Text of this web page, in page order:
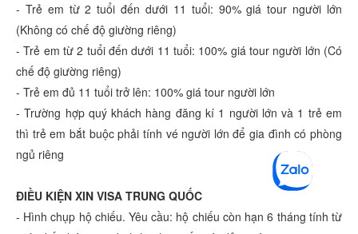
- Trẻ em từ 2 tuổi đến dưới 11 tuổi: 90% giá tour người lớn
(Không có chế độ giường riêng)
- Trẻ em từ 2 tuổi đến dưới 11 tuổi: 100% giá tour người lớn (Có
chế độ giường riêng)
- Trẻ em đủ 11 tuổi trở lên: 100% giá tour người lớn
- Trường hợp quý khách hàng đăng kí 1 người lớn và 1 trẻ em
thì trẻ em bắt buộc phải tính vé người lớn để gia đình có phòng
ngủ riêng
ĐIỀU KIỆN XIN VISA TRUNG QUỐC
- Hình chụp hộ chiếu. Yêu cầu: hộ chiếu còn hạn 6 tháng tính từ